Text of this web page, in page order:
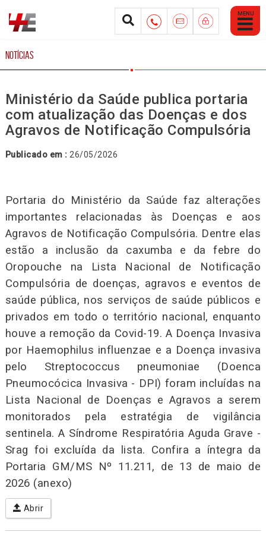
Abrir
Menu
Mobile
NOTÍCIAS
Ministério da Saúde publica portaria
com atualização das Doenças e dos
Agravos de Notificação Compulsória
Publicado em : 26/05/2026
Portaria do Ministério da Saúde faz alterações
importantes relacionadas às Doenças e aos
Agravos de Notificação Compulsória. Dentre elas
estão a inclusão da caxumba e da febre do
Oropouche na Lista Nacional de Notificação
Compulsória de doenças, agravos e eventos de
saúde pública, nos serviços de saúde públicos e
privados em todo o território nacional, enquanto
houve a remoção da Covid-19. A Doença Invasiva
por Haemophilus influenzae e a Doença invasiva
pelo Streptococcus pneumoniae (Doenca
Pneumocócica Invasiva - DPI) foram incluídas na
Lista Nacional de Doenças e Agravos a serem
monitorados pela estratégia de vigilância
sentinela. A Síndrome Respiratória Aguda Grave -
Srag foi excluída da lista. Confira a íntegra da
Portaria GM/MS Nº 11.211, de 13 de maio de
2026 (anexo)
Abrir